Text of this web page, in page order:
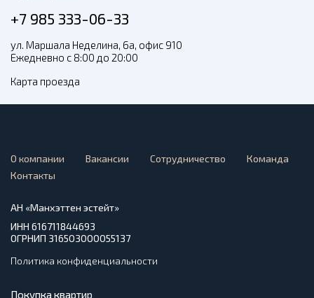
+7 985 333-06-33
ул. Маршала Неделина, 6а, офис 910
Ежедневно с 8:00 до 20:00
Карта проезда
О компании Вакансии Сотрудничество
Команда
Контакты
АН «Манхэттен эстейт»
ИНН 616711844693
ОГРНИП 316503000055137
Политика конфиденциальности
Покупка квартир